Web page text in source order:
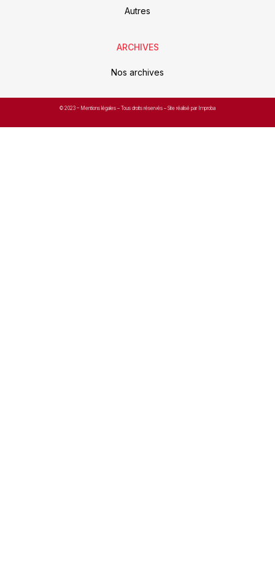
Autres
ARCHIVES
Nos archives
© 2023 – Mentions légales – Tous droits réservés – Site réalisé par Improba